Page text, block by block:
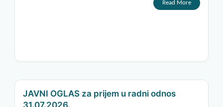
Read More
JAVNI OGLAS za prijem u radni odnos
31.07.2026.